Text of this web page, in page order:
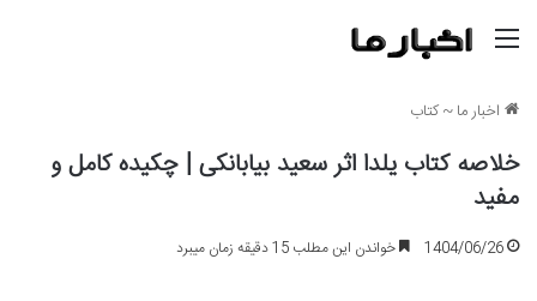
اخبار ما~کتاب
خلاصه کتاب یلدا اثر سعید بیابانکی | چکیده کامل و
مفید
1404/06/26 خواندن این مطلب 15 دقیقه زمان میبرد